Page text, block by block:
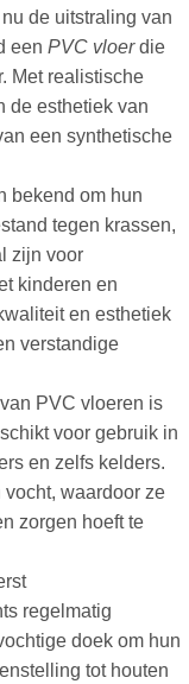
de uitstraling van
een PVC vloerdie
Met realistische
de esthetiek van
een synthetische
bekend om hun
tegen krassen,
zijn voor
kinderen en
en esthetiek
verstandige
PVC vloeren is
voor gebruik in
en zelfs kelders.
waardoor ze
zorgen hoeft te
regelmatig
doek om hun
tot houten